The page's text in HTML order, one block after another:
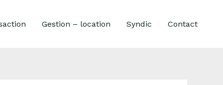
Gestion – location Syndic Contact